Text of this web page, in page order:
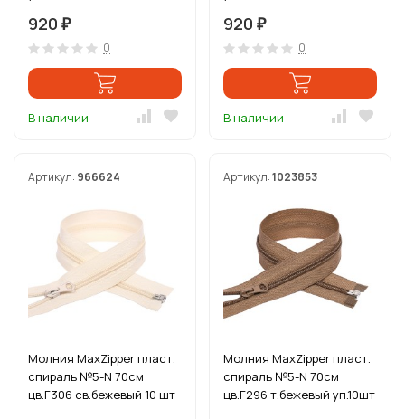
920 ₽
0
В наличии
920 ₽
0
В наличии
Артикул: 966624
Молния MaxZipper пласт.
спираль №5-N 70см
цв.F306 св.бежевый 10 шт
Артикул:1023853
Молния MaxZipper пласт.
спираль №5-N 70см
цв.F296 т.бежевый уп.10шт